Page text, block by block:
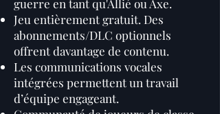
guerre en tant qu'Allié ou Axe.
Jeu entièrement gratuit. Des
abonnements/DLC optionnels
offrent davantage de contenu.
Les communications vocales
intégrées permettent un travail
d’équipe engageant.